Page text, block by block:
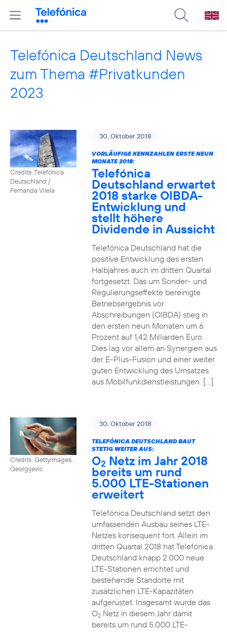
Telefónica Deutschland News
zum Thema #Privatkunden
2023
Credits: Telefónica
Deutschland /
Fernanda Vilela
30. Oktober 2018
VORLÄUFIGE KENNZAHLEN ERSTE NEUN
MONATE 2018:
Telefónica
Deutschland erwartet
2018 starke OIBDA-
Entwicklung und
stellt höhere
Dividende in Aussicht
Telefónica Deutschland hat die
positive Entwicklung des ersten
Halbjahres auch im dritten Quartal
fortgesetzt. Das um Sonder- und
Regulierungseffekte bereinigte
Betriebsergebnis vor
Abschreibungen (OIBDA) stieg in
den ersten neun Monaten um 6
Prozent auf 1,42 Milliarden Euro.
Dies lag vor allem an Synergien aus
der E-Plus-Fusion und einer weiter
guten Entwicklung des Umsatzes
aus Mobilfunkdienstleistungen. […]
Credits: Gettyimages,
Georgijevic
30. Oktober 2018
TELEFÓNICA DEUTSCHLAND BAUT
STETIG WEITER AUS:
O2 Netz im Jahr 2018
bereits um rund
5.000 LTE-Stationen
erweitert
Telefónica Deutschland setzt den
umfassenden Ausbau seines LTE-
Netzes konsequent fort. Allein im
dritten Quartal 2018 hat Telefónica
Deutschland knapp 2.000 neue
LTE-Stationen errichtet und
bestehende Standorte mit
zusätzlichen LTE-Kapazitäten
aufgerüstet. Insgesamt wurde das
O2Netz in diesem Jahr damit
bereits um rund 5.000 LTE-